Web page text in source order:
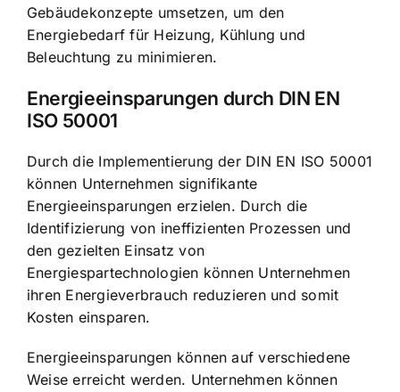
Gebäudekonzepte umsetzen, um den
Energiebedarf für Heizung, Kühlung und
Beleuchtung zu minimieren.
Energieeinsparungen durch DIN EN
ISO 50001
Durch die Implementierung der DIN EN ISO 50001
können Unternehmen signifikante
Energieeinsparungen erzielen. Durch die
Identifizierung von ineffizienten Prozessen und
den gezielten Einsatz von
Energiespartechnologien können Unternehmen
ihren Energieverbrauch reduzieren und somit
Kosten einsparen.
Energieeinsparungen können auf verschiedene
Weise erreicht werden. Unternehmen können